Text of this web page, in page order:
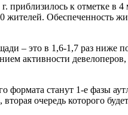
к отметке в
Обеспеченность
– это в 1,6-1,7 раз ниже
активности
станут 1-е фазы
очередь которого